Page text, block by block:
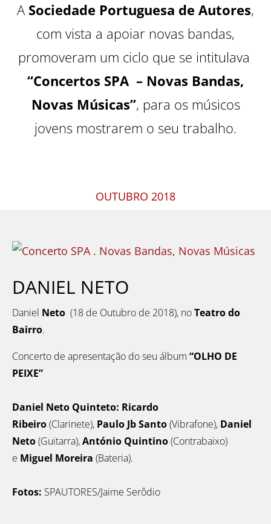
A Sociedade Portuguesa de Autores,
com vista a apoiar novas bandas,
promoveram um ciclo que se intitulava
“Concertos SPA – Novas Bandas,
Novas Músicas”, para os músicos
jovens mostrarem o seu trabalho.
OUTUBRO 2018
DANIEL NETO
Daniel Neto (18 de Outubro de 2018), noTeatro do
Bairro.
Concerto de apresentação do seu álbum “OLHO DE
PEIXE”
Daniel Neto Quinteto: Ricardo
Ribeiro(Clarinete), Paulo Jb Santo(Vibrafone), Daniel
Neto(Guitarra),António Quintino(Contrabaixo)
e Miguel Moreira (Bateria).
Fotos: SPAUTORES/Jaime Serôdio